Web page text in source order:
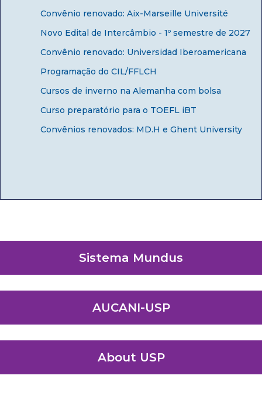
Convênio renovado: Aix-Marseille Université
Novo Edital de Intercâmbio - 1º semestre de 2027
Convênio renovado: Universidad Iberoamericana
Programação do CIL/FFLCH
Cursos de inverno na Alemanha com bolsa
Curso preparatório para o TOEFL iBT
Convênios renovados: MD.H e Ghent University
Sistema Mundus
AUCANI-USP
About USP